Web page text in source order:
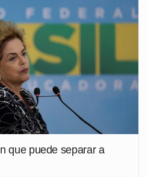
que puede separar a